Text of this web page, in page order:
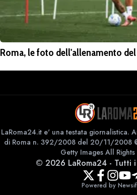
Roma, le foto dell'allenamento
LaRoma24.it e' una testata giornalistica.
di Roma n. 392/2008 del 20/11/2008
Getty Images All
© 2026 LaRoma24- Tutti
Powered by